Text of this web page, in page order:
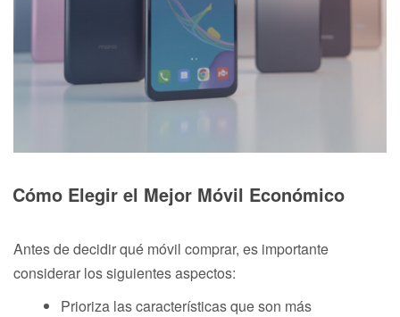
Cómo Elegir el Mejor Móvil Económico
Antes de decidir qué móvil comprar, es importante
considerar los siguientes aspectos:
Prioriza las características que son más